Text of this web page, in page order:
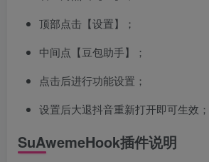
顶部点击【设置】；
中间点【豆包助手】；
点击后进行功能设置；
设置后大退抖音重新打开即可生效；
SuAwemeHook插件说明